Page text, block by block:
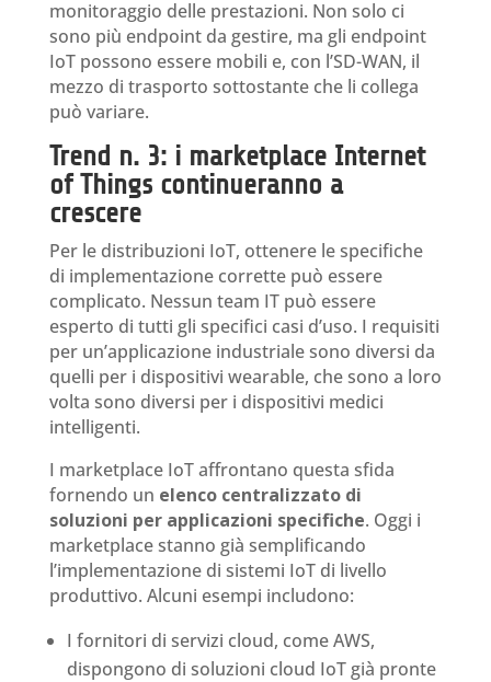
monitoraggio delle prestazioni. Non solo ci
sono più endpoint da gestire, ma gli endpoint
IoT possono essere mobili e, con l’SD-WAN, il
mezzo di trasporto sottostante che li collega
può variare.
Trend n. 3: i marketplace Internet
of Things continueranno a
crescere
Per le distribuzioni IoT, ottenere le specifiche
di implementazione corrette può essere
complicato. Nessun team IT può essere
esperto di tutti gli specifici casi d’uso. I requisiti
per un’applicazione industriale sono diversi da
quelli per i dispositivi wearable, che sono a loro
volta sono diversi per i dispositivi medici
intelligenti.
I marketplace IoT affrontano questa sfida
fornendo un elenco centralizzato di
soluzioni per applicazioni specifiche. Oggi i
marketplace stanno già semplificando
l’implementazione di sistemi IoT di livello
produttivo. Alcuni esempi includono:
I fornitori di servizi cloud, come AWS,
dispongono di soluzioni cloud IoT già pronte